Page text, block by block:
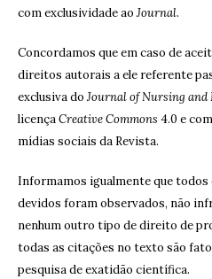
com exclusividade ao Journal.
Concordamos que em caso de
direitos autorais a ele referente
exclusiva do Journal of Nursing and
licençaCreative Commons 4.0 e
mídias sociais da Revista.
Informamos igualmente que
devidos foram observados, não
nenhum outro tipo de direito de
todas as citações no texto são
pesquisa de exatidão científica.